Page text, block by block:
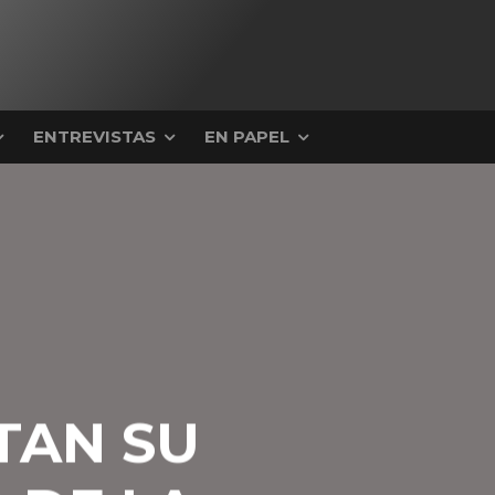
ENTREVISTAS EN PAPEL
SU